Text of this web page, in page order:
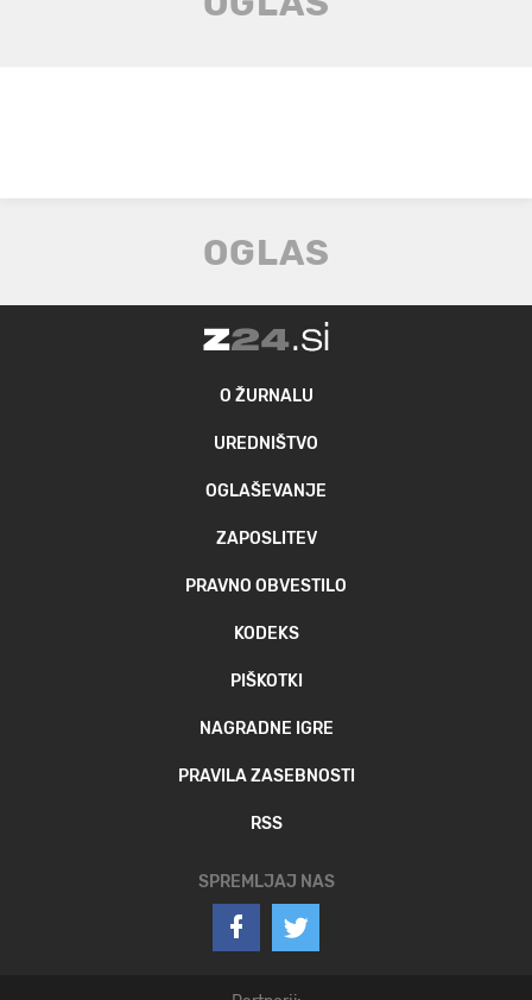
O ŽURNALU
UREDNIŠTVO
OGLAŠEVANJE
ZAPOSLITEV
PRAVNO OBVESTILO
KODEKS
PIŠKOTKI
NAGRADNE IGRE
PRAVILA ZASEBNOSTI
RSS
SPREMLJAJ NAS